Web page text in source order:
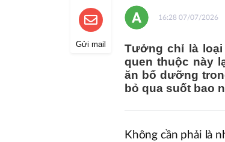
Gửi mail
16:28 07/07/2026
Tưởng chỉ là
quen thuộc này
ăn bổ dưỡng
bỏ qua suốt bao
Không cần phải là